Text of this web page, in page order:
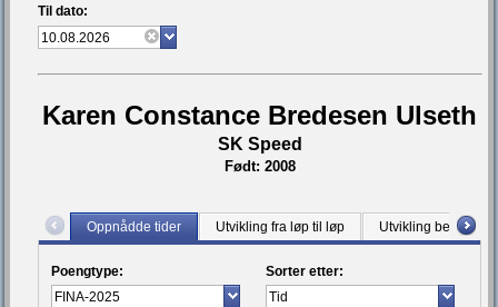
Til dato:
Karen Constance Bredesen Ulseth
SK Speed
Født: 2008
Oppnådde tider Utvikling fra løp til løp Utvikling bestetid
Poengtype: Sorter etter: